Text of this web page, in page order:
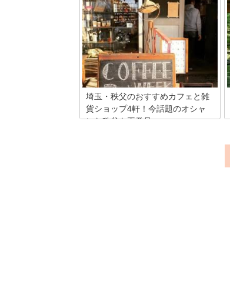
できるのはご存知でしょうか？秩父へ向
かう途中のおススメポイントや撮影スポ
ットをまとめてみました。四季折々の秩
父の自然とSLのコラボをお楽しみくださ
い。
埼玉・秩父のおすすめカフェと雑
貨ショップ4軒！今話題のオシャ
レな秩父を再発見